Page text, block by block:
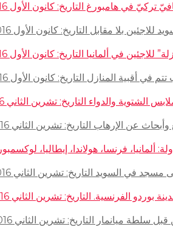
التاريخ: كانون الأول 2016 – الدولة: ألمانيا
مقابل التاريخ: كانون الأول 2016 – الدولة: السويد
ألمانيا التاريخ: كانون الأول 2016 – الدولة: ألمانيا
المنازل التاريخ: كانون الأول 2016 – الدولة: سوريا
التاريخ: تشرين الثاني 2016 – الدولة: مصر
تشرين الثاني 2016 – الدولة: فرنسا
التاريخ: تشرين الثاني 2016 – الدولة: السويد
التاريخ: تشرين الثاني 2016 – الدولة: فرنسا
التاريخ: تشرين الثاني 2016 – الدولة: ميانمار